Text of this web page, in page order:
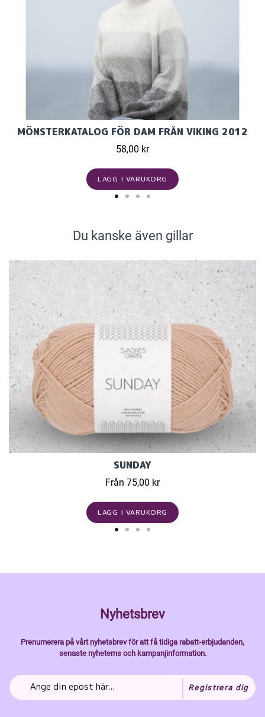
MÖNSTERKATALOG FÖR DAM FRÅN VIKING 2012
58,00 kr
LÄGG I VARUKORG
Du kanske även gillar
SUNDAY
Från 75,00 kr
LÄGG I VARUKORG
Nyhetsbrev
Prenumerera på vårt nyhetsbrev för att få tidiga rabatt-erbjudanden,
senaste nyheterns och kampanjinformation.
Registrera dig